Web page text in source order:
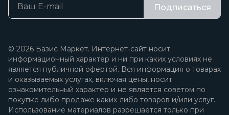
Подписаться
© 2026 Базис Маркет. Интернет-сайт носит
информационный характер и ни при каких условиях не
является публичной офертой. Вся информация о товарах
и оказываемых услугах, включая цены, носит
ознакомительный характер и не является советом по
покупке либо продаже каких-либо товаров и/или услуг.
Использование материалов разрешается только при